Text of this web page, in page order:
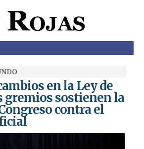
en la Ley de
gremios sostienen la
contra el